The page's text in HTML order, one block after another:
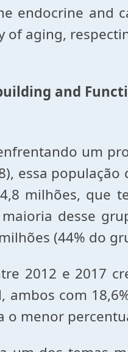
endocrine and
of aging,
and
um
essa
milhões, que
desse
(44% do
2012 e 2017
ambos com
o menor